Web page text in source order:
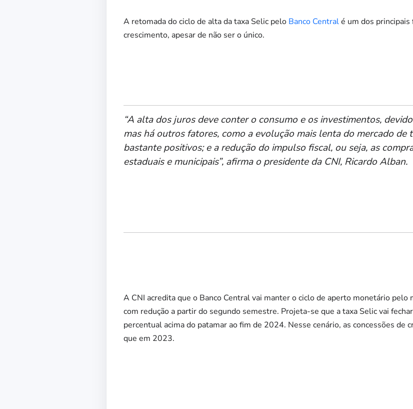
A retomada do ciclo de alta da taxa Selic pelo Banco Centralé um dos principais
crescimento, apesar de não ser o único.
“A alta dos juros deve conter o consumo e os investimentos,
mas há outros fatores, como a evolução mais lenta do mercado de
bastante positivos; e a redução do impulso fiscal, ou seja, as
estaduais e municipais”, afirma o presidente da CNI, Ricardo Alban.
A CNI acredita que o Banco Central vai manter o ciclo de aperto monetário pelo
com redução a partir do segundo semestre. Projeta-se que a taxa Selic vai
percentual acima do patamar ao fim de 2024. Nesse cenário, as concessões de
que em 2023.